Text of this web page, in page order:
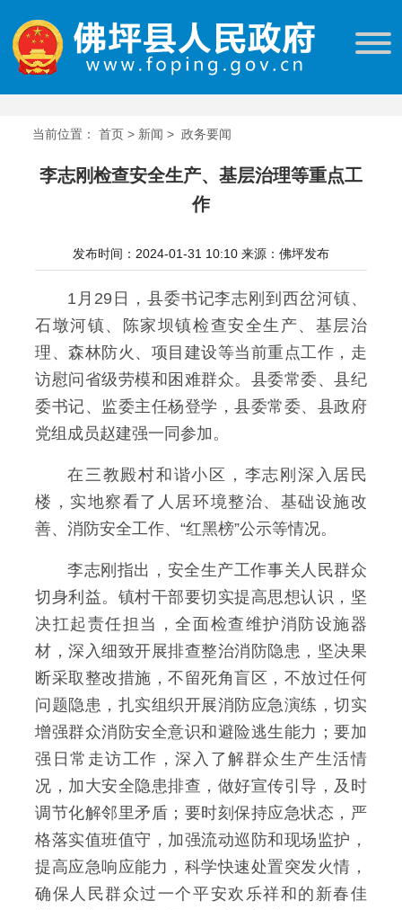
当前位置： 首页 > 新闻 > 政务要闻
李志刚检查安全生产、基层治理等重点工
作
发布时间：2024-01-31 10:10 来源：佛坪发布
1月29日，县委书记李志刚到西岔河镇、
石墩河镇、陈家坝镇检查安全生产、基层治
理、森林防火、项目建设等当前重点工作，走
访慰问省级劳模和困难群众。县委常委、县纪
委书记、监委主任杨登学，县委常委、县政府
党组成员赵建强一同参加。
在三教殿村和谐小区，李志刚深入居民
楼， 实地察看了 人居环境整治、基础设施改
善、消防安全工作、“红黑榜”公示等情况。
李志刚指出， 安全生产工作事关人民群众
切身利益。镇村干部要切实提高思想认识，坚
决扛起责任担当，全面检查维护消防设施器
材，深入细致开展排查整治消防隐患，坚决果
断采取整改措施，不留死角盲区，不放过任何
问题隐患，扎实组织开展消防应急演练，切实
增强群众消防安全意识和避险逃生能力； 要加
强日常走访工作，深入了解群众生产生活情
况，加大安全隐患排查，做好宣传引导，及时
调节化解邻里矛盾； 要时刻保持应急状态，严
格落实值班值守，加强流动巡防和现场监护，
提高应急响应能力，科学快速处置突发火情，
确保人民群众过一个平安欢乐祥和的新春佳